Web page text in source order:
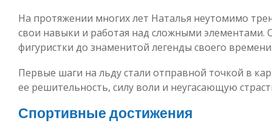
На протяжении многих лет Наталья неутомимо
свои навыки и работая над сложными
фигуристки до знаменитой легенды своего
Первые шаги на льду стали отправной точкой в
ее решительность, силу воли и неугасающую
Спортивные достижения